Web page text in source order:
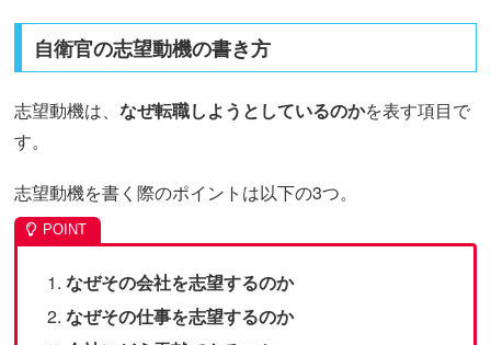
自衛官の志望動機の書き方
志望動機は、なぜ転職しようとしているのかを表す項目で
す。
志望動機を書く際のポイントは以下の3つ。
なぜその会社を志望するのか
なぜその仕事を志望するのか